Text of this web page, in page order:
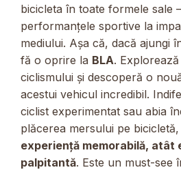
bicicleta în toate formele sale
performanțele sportive la
mediului. Așa că, dacă ajungi
fă o oprire la BLA.
ciclismului și descoperă o
acestui vehicul incredibil.
ciclist experimentat sau abia
plăcerea mersului pe bicicletă,
experiență memorabilă, atât
palpitantă. Este un must-see